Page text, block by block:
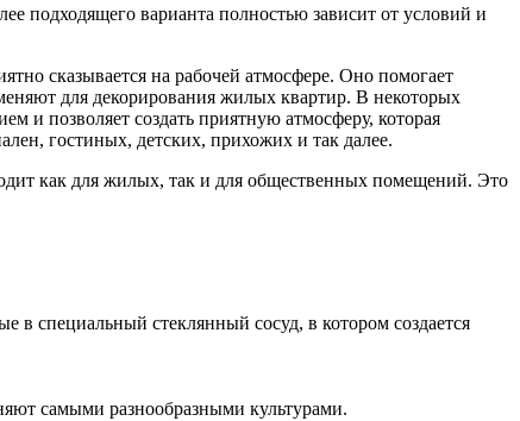
подходящего варианта полностью зависит от условий и
сказывается на рабочей атмосфере. Оно помогает
для декорирования жилых квартир. В некоторых
и позволяет создать приятную атмосферу, которая
гостиных, детских, прихожих и так далее.
как для жилых, так и для общественных помещений. Это
специальный стеклянный сосуд, в котором создается
самыми разнообразными культурами.